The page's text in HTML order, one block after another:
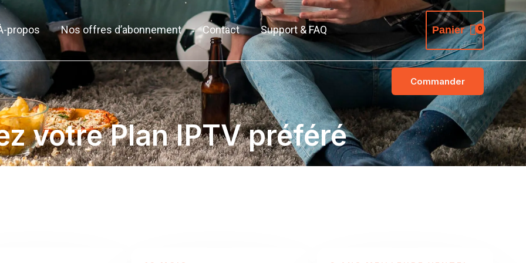
propos Nos offres d’abonnement Contact Support & FAQ Panier
Commander
votre Plan IPTV préféré